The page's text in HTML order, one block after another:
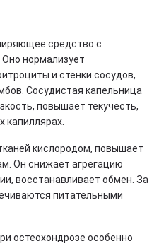
средство с
нормализует
и стенки сосудов,
Сосудистая капельница
повышает текучесть,
капиллярах.
кислородом, повышает
Он снижает агрегацию
восстанавливает обмен. За
питательными
остеохондрозе особенно